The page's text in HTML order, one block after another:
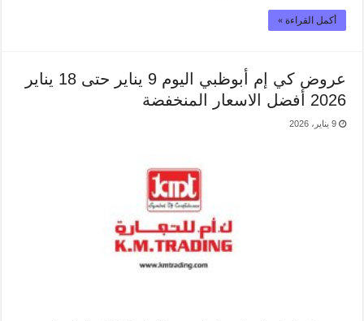
أكمل القراءة »
عروض كي إم أبوظبي اليوم 9 يناير حتى 18 يناير
2026 أفضل الاسعار المنخفضة
9 يناير، 2026